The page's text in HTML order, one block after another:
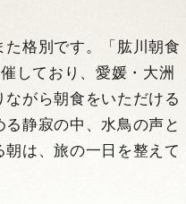
格別です。「肱川朝食
しており、愛媛・大洲
がら朝食をいただける
静寂の中、水鳥の声と
は、旅の一日を整えて